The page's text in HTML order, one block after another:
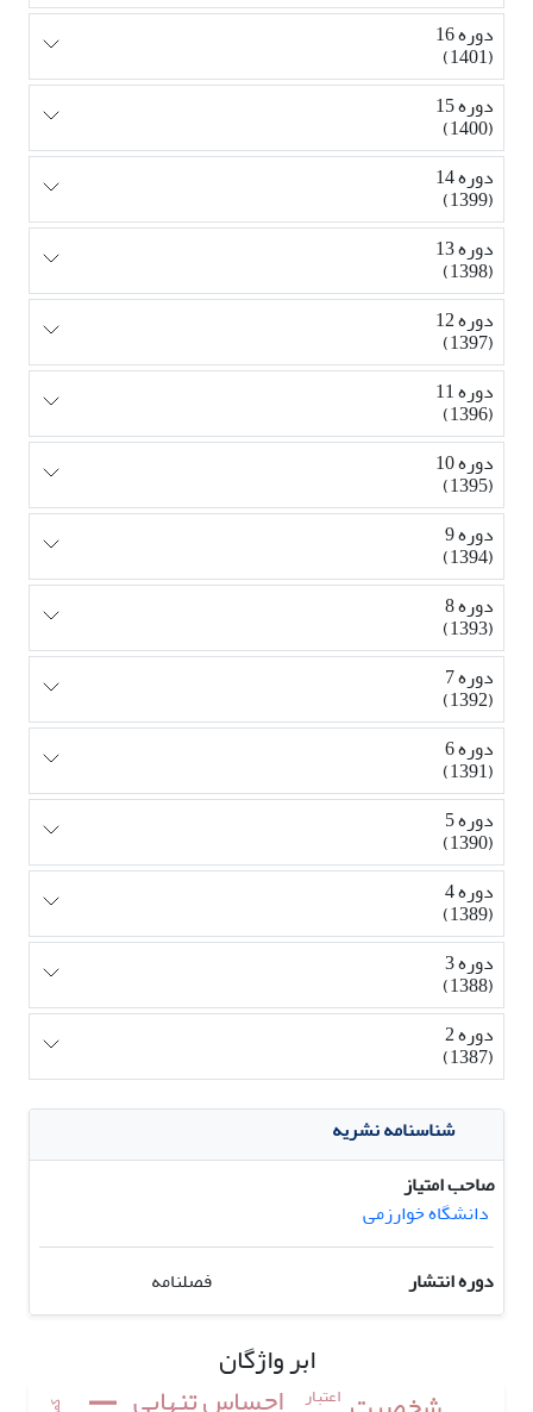
دوره 16
(1401)
دوره 15
(1400)
دوره 14
(1399)
دوره 13
(1398)
دوره 12
(1397)
دوره 11
(1396)
دوره 10
(1395)
دوره 9
(1394)
دوره 8
(1393)
دوره 7
(1392)
دوره 6
(1391)
دوره 5
(1390)
دوره 4
(1389)
دوره 3
(1388)
دوره 2
(1387)
شناسنامه نشریه
صاحب امتیاز
دانشگاه خوارزمی
دوره انتشار
فصلنامه
ابر واژگان
اعتبار